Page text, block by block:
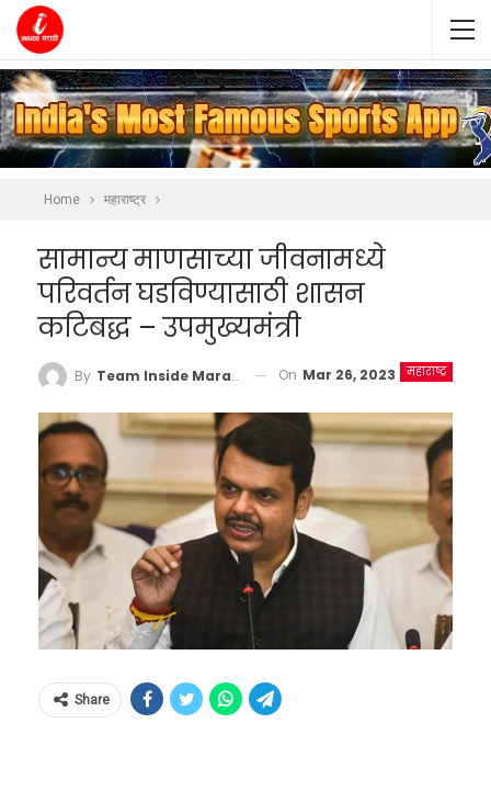
Home महाराष्ट्र
सामान्य माणसाच्या जीवनामध्ये
परिवर्तन घडविण्यासाठी शासन
कटिबद्ध – उपमुख्यमंत्री
महाराष्ट्र
By Team Inside Marathi On Mar 26, 2023
Share